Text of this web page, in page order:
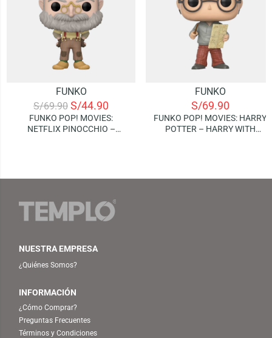
FUNKO
S/69.90 S/44.90
FUNKO POP! MOVIES:
NETFLIX PINOCCHIO –
FUNKO
S/69.90
FUNKO POP! MOVIES: HARRY
POTTER – HARRY WITH
NUESTRA EMPRESA
¿Quiénes Somos?
INFORMACIÓN
¿Cómo Comprar?
Preguntas Frecuentes
Términos y Condiciones